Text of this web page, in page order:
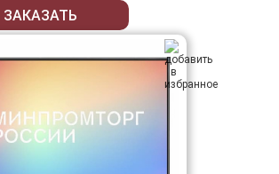
ЗАКАЗАТЬ